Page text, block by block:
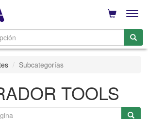
Subcategorías
TOOLS